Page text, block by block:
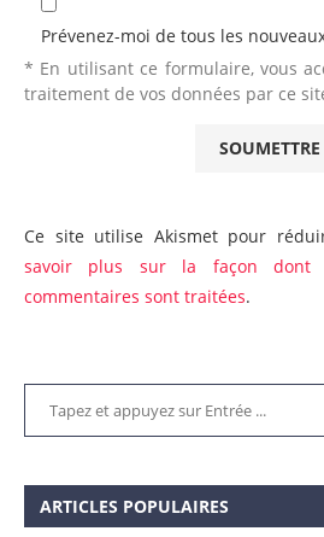
Prévenez-moi de tous les
* En utilisant ce formulaire, vous
traitement de vos données par ce
Ce site utilise Akismet pour
savoir plus sur la façon dont
commentaires sont traitées.
ARTICLES POPULAIRES